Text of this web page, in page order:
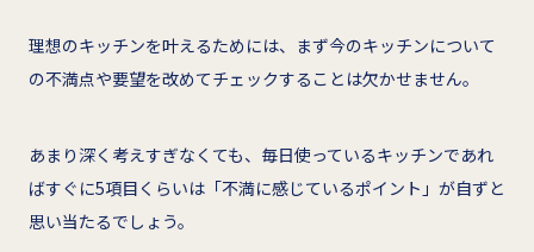
理想のキッチンを叶えるためには、まず今のキッチンについて
の不満点や要望を改めてチェックすることは欠かせません。
あまり深く考えすぎなくても、毎日使っているキッチンであれ
ばすぐに5項目くらいは「不満に感じているポイント」が自ずと
思い当たるでしょう。